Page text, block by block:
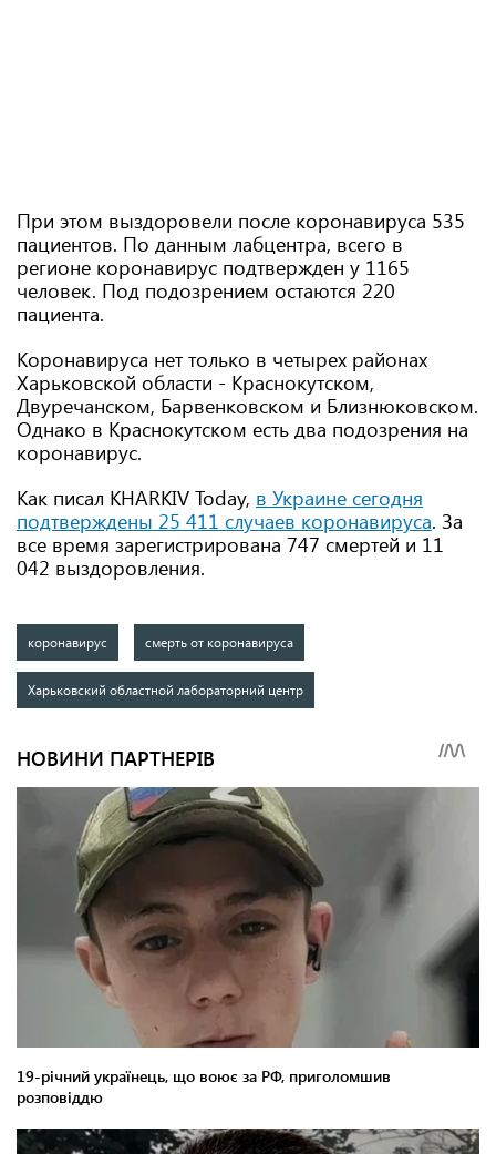
При этом выздоровели после коронавируса 535
пациентов. По данным лабцентра, всего в
регионе коронавирус подтвержден у 1165
человек. Под подозрением остаются 220
пациента.
Коронавируса нет только в четырех районах
Харьковской области - Краснокутском,
Двуречанском, Барвенковском и Близнюковском.
Однако в Краснокутском есть два подозрения на
коронавирус.
Как писал KHARKIV Today, в Украине сегодня
подтверждены 25 411 случаев коронавируса. За
все время зарегистрирована 747 смертей и 11
042 выздоровления.
коронавирус смерть от коронавируса
Харьковский областной лабораторний центр